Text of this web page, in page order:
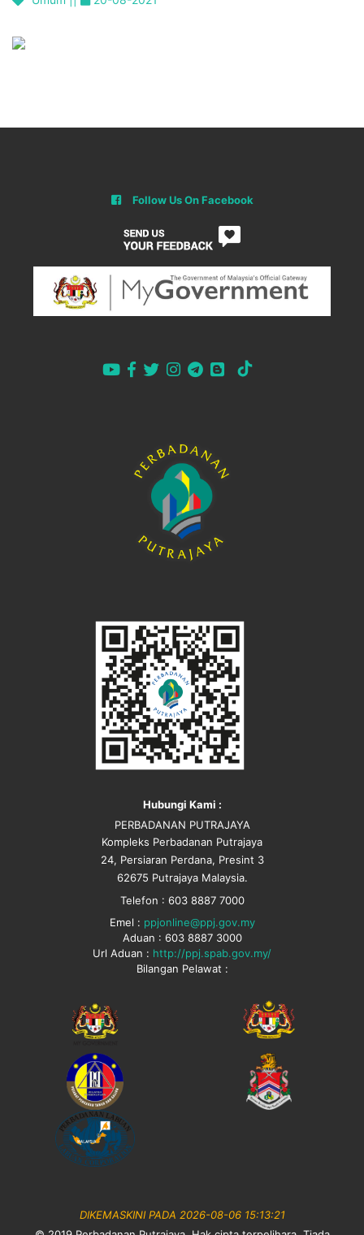
Follow Us On Facebook
Hubungi Kami :
PERBADANAN PUTRAJAYA
Kompleks Perbadanan Putrajaya
24, Persiaran Perdana, Presint 3
62675 Putrajaya Malaysia.
Telefon : 603 8887 7000
Emel : ppjonline@ppj.gov.my
Aduan : 603 8887 3000
Url Aduan : http://ppj.spab.gov.my/
Bilangan Pelawat :
DIKEMASKINI PADA 2026-08-06 15:13:21